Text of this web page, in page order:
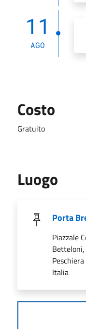
11
AGO
Costo
Gratuito
Luogo
Porta
Piazzale
Italia